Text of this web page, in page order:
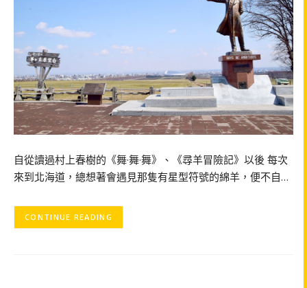
自從讀過村上春樹的《舞·舞·舞》、《尋羊冒險記》以後 每次
來到北海道，總想著會遇見那隻有星型符號的綿羊，便不自…
CONTINUE READING